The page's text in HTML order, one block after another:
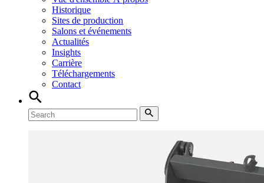
Historique
Sites de production
Salons et événements
Actualités
Insights
Carrière
Téléchargements
Contact